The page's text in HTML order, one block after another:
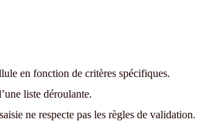
en fonction de critères spécifiques.
liste déroulante.
ne respecte pas les règles de validation.